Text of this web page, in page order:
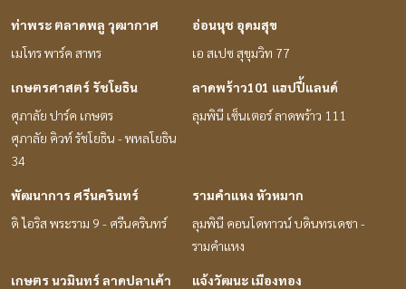
ท่าพระ ตลาดพลู วุฒากาศ
เมโทร พาร์ค สาทร
อ่อนนุช อุดมสุข
เอ สเปซ สุขุมวิท 77
เกษตรศาสตร์ รัชโยธิน
ศุภาลัย ปาร์ค เกษตร
ศุภาลัย คิวท์ รัชโยธิน - พหลโยธิน
34
ลาดพร้าว101 แฮปปี้แลนด์
ลุมพินี เซ็นเตอร์ ลาดพร้าว 111
พัฒนาการ ศรีนครินทร์
ดิ ไอริส พระราม 9 - ศรีนครินทร์
รามคำแหง หัวหมาก
ลุมพินี คอนโดทาวน์ บดินทรเดชา -
รามคำแหง
เกษตร นวมินทร์ ลาดปลาเค้า
แจ้งวัฒนะ เมืองทอง